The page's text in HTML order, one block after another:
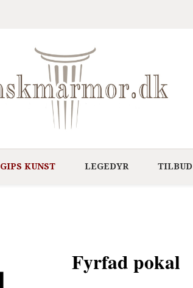
GIPS KUNST LEGEDYR TILBUD
Fyrfad pokal